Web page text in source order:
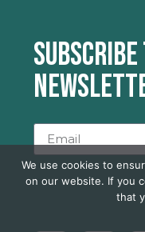
We use cookies to
on our website. If you
that